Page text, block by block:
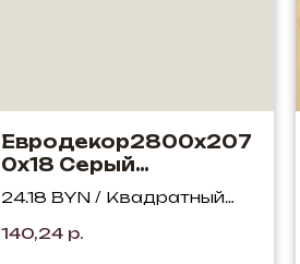
Евродекор2800х207
0х18 Серый
дымчатый U775 ST9
(Бело-серый)
24.18 BYN / Квадратный
140,24 р.